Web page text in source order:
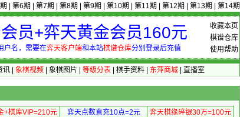
第6期 第7期 第8期 第9期 第10期 第11期 第12期 第13期 第14期
收藏本页
棋谱仓库
使用帮助
员+弈天黄金会员160元
户名，需要在弈天客户端和本站棋谱仓库分别登录后充值
讯| 象棋视频 象棋图片 等级分表| 棋手资料| 东萍商城| 直播室
+棋库VIP=210元 弈天点数直充10点=2元
弈天棋缘碎银30万=100元